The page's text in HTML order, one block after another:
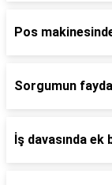
Pos
Sorgumun
İş davasında